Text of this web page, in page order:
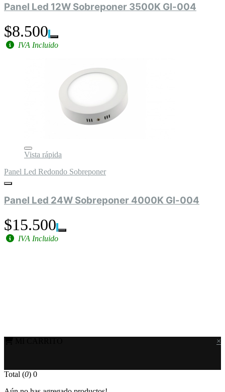
Panel Led 12W Sobreponer 3500K Gl-004
$8.500
IVA Incluido
Vista rápida
Panel Led Redondo Sobreponer
Panel Led 24W Sobreponer 4000K Gl-004
$15.500
IVA Incluido
×
Total (0) 0